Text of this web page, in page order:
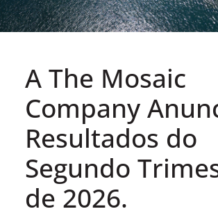
A The Mosaic
Company
Resultados do
Segundo
de 2026.